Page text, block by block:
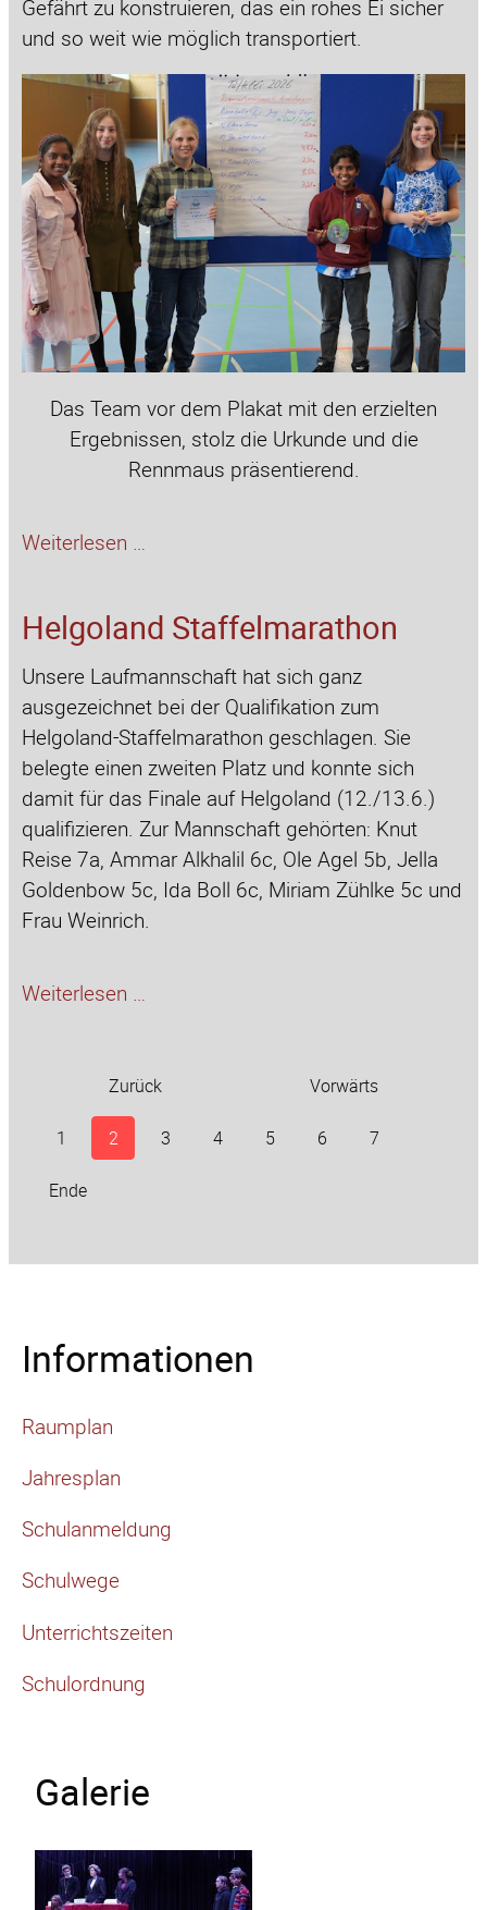
Gefährt zu konstruieren, das ein rohes Ei sicher
und so weit wie möglich transportiert.
Das Team vor dem Plakat mit den erzielten
Ergebnissen, stolz die Urkunde und die
Rennmaus präsentierend.
Weiterlesen …
TüftelEi-
Wettbewerb
Helgoland Staffelmarathon
Unsere Laufmannschaft hat sich ganz
ausgezeichnet bei der Qualifikation zum
Helgoland-Staffelmarathon geschlagen. Sie
belegte einen zweiten Platz und konnte sich
damit für das Finale auf Helgoland (12./13.6.)
qualifizieren. Zur Mannschaft gehörten: Knut
Reise 7a, Ammar Alkhalil 6c, Ole Agel 5b, Jella
Goldenbow 5c, Ida Boll 6c, Miriam Zühlke 5c und
Frau Weinrich.
Weiterlesen …
Zurück Vorwärts
1 2 3 4 5 6 7
Ende
Informationen
Raumplan
Jahresplan
Schulanmeldung
Schulwege
Unterrichtszeiten
Schulordnung
Galerie